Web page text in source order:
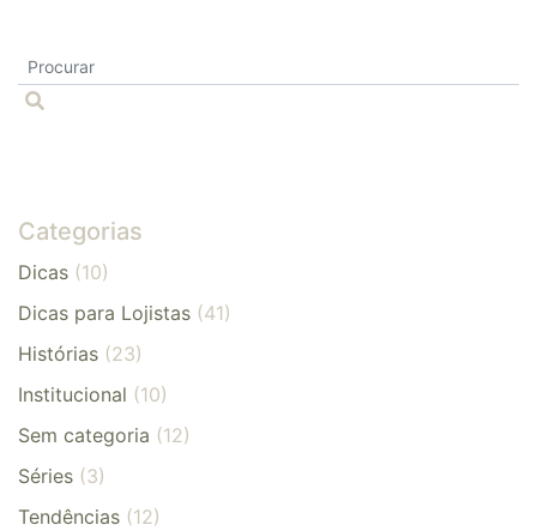
Categorias
Dicas (10)
Dicas para Lojistas (41)
Histórias (23)
Institucional (10)
Sem categoria (12)
Séries (3)
Tendências (12)